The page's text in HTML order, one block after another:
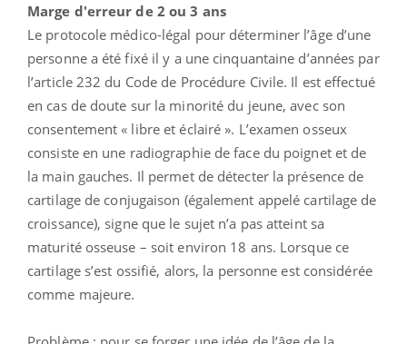
Marge d'erreur de 2 ou 3 ans
Le protocole médico-légal pour déterminer l’âge d’une
personne a été fixé il y a une cinquantaine d’années par
l’article 232 du Code de Procédure Civile. Il est effectué
en cas de doute sur la minorité du jeune, avec son
consentement « libre et éclairé ». L’examen osseux
consiste en une radiographie de face du poignet et de
la main gauches. Il permet de détecter la présence de
cartilage de conjugaison (également appelé cartilage de
croissance), signe que le sujet n’a pas atteint sa
maturité osseuse – soit environ 18 ans. Lorsque ce
cartilage s’est ossifié, alors, la personne est considérée
comme majeure.